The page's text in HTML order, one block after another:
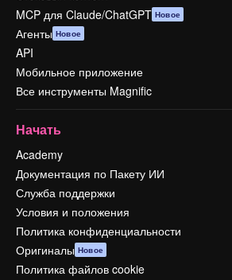
MCP для Claude/ChatGPT Новое
Агенты Новое
API
Мобильное приложение
Все инструменты Magnific
Начать
Academy
Документация по Пакету ИИ
Служба поддержки
Условия и положения
Политика конфиденциальности
Оригиналы Новое
Политика файлов cookie